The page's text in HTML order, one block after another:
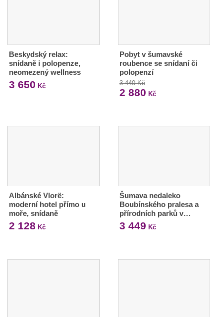
Beskydský relax:
snídaně i polopenze,
neomezený wellness
3 650 Kč
Pobyt v šumavské
roubence se snídaní či
polopenzí
3 440 Kč
2 880 Kč
Albánské Vlorë:
moderní hotel přímo u
moře, snídaně
2 128 Kč
Šumava nedaleko
Boubínského pralesa a
přírodních parků v…
3 449 Kč